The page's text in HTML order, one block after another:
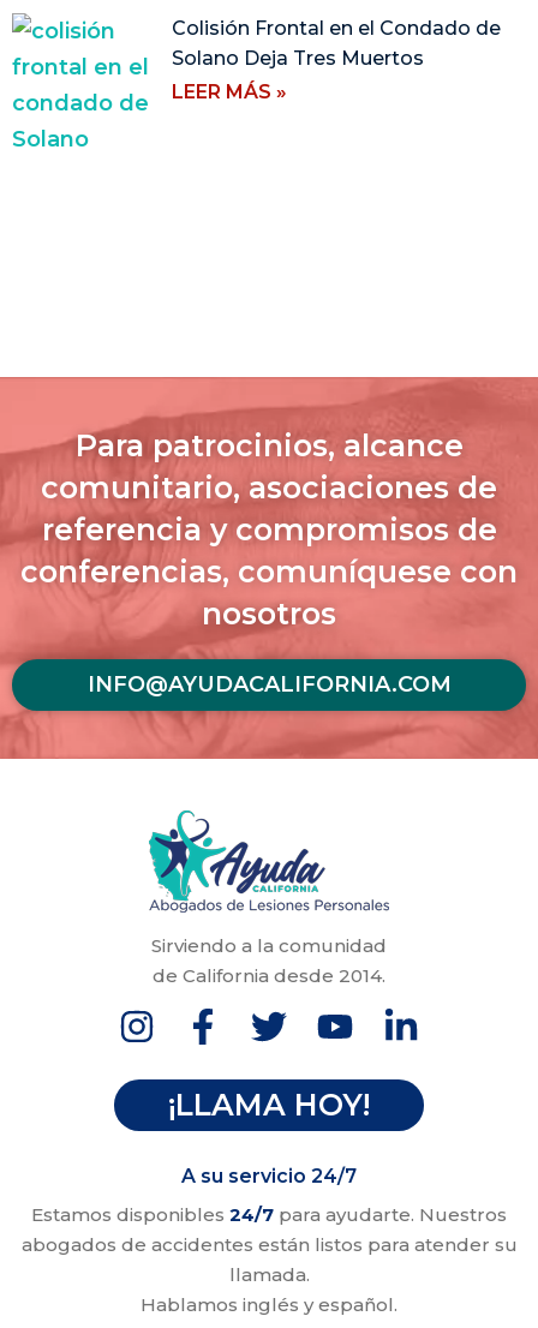
Colisión Frontal en el Condado de
Solano Deja Tres Muertos
LEER MÁS »
Para patrocinios, alcance
comunitario, asociaciones de
referencia y compromisos de
conferencias, comuníquese con
nosotros
INFO@AYUDACALIFORNIA.COM
Sirviendo a la comunidad
de California desde 2014.
¡LLAMA HOY!
A su servicio 24/7
Estamos disponibles 24/7 para ayudarte. Nuestros
abogados de accidentes están listos para atender su
llamada.
Hablamos inglés y español.